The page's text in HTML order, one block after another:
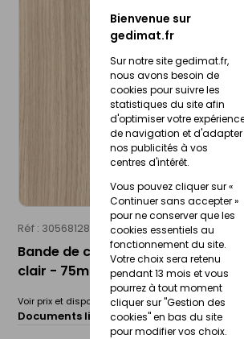
Bienvenue sur
gedimat.fr
Sur notre site gedimat.fr,
nous avons besoin de
cookies pour suivre les
statistiques du site afin
d'optimiser votre
de navigation et d'adapter
nos publicités à vos
centres d'intérêt.
Vous pouvez cliquer sur «
Continuer sans accepter »
pour ne conserver que les
cookies essentiels au
fonctionnement du site.
Votre choix sera retenu
pendant 13 mois et vous
pourrez à tout moment
cliquer sur "Gestion des
cookies" en bas du site
pour modifier vos choix.
Réf : 30568128 EGGER
Bande de chant ABS ST12 H3165
clair - 75m 23 x 2 mm
Voir prix et disponibilité en magasin
Documents liés : Fiche technique